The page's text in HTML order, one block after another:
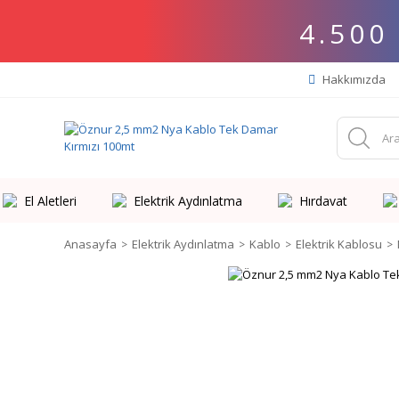
4.500
Hakkımızda
El Aletleri Elektrik Aydınlatma Hırdavat
Anasayfa Elektrik Aydınlatma Kablo Elektrik Kablosu